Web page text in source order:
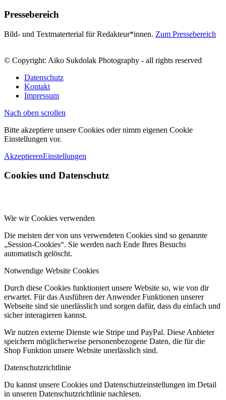
Pressebereich
Bild- und Textmaterterial für Redakteur*innen. Zum Pressebereich
© Copyright: Aiko Sukdolak Photography - all rights reserved
Datenschutz
Kontakt
Impressum
Nach oben scrollen
Bitte akzeptiere unsere Cookies oder nimm eigenen Cookie
Einstellungen vor.
AkzeptierenEinstellungen
Cookies und Datenschutz
Wie wir Cookies verwenden
Die meisten der von uns verwendeten Cookies sind so genannte
„Session-Cookies“. Sie werden nach Ende Ihres Besuchs
automatisch gelöscht.
Notwendige Website Cookies
Durch diese Cookies funktioniert unsere Website so, wie von dir
erwartet. Für das Ausführen der Anwender Funktionen unserer
Webseite sind sie unerlässlich und sorgen dafür, dass du einfach und
sicher interagieren kannst.
Wir nutzen externe Dienste wie Stripe und PayPal. Diese Anbieter
speichern möglicherweise personenbezogene Daten, die für die
Shop Funktion unsere Website unerlässlich sind.
Datenschutzrichtlinie
Du kannst unsere Cookies und Datenschutzeinstellungen im Detail
in unseren Datenschutzrichtlinie nachlesen.